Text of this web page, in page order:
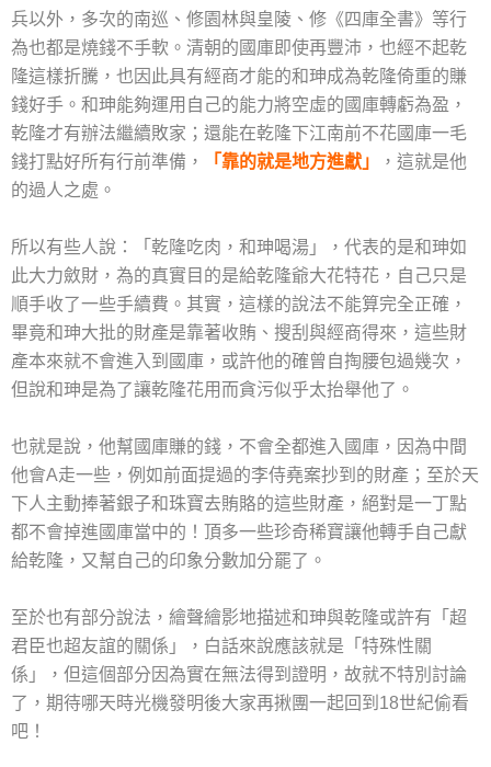
兵以外，多次的南巡、修園林與皇陵、修《四庫全書》等行
為也都是燒錢不手軟。清朝的國庫即使再豐沛，也經不起乾
隆這樣折騰，也因此具有經商才能的和珅成為乾隆倚重的賺
錢好手。和珅能夠運用自己的能力將空虛的國庫轉虧為盈，
乾隆才有辦法繼續敗家；還能在乾隆下江南前不花國庫一毛
錢打點好所有行前準備，
「靠的就是地方進獻」
，這就是他
的過人之處。
所以有些人說：「乾隆吃肉，和珅喝湯」，代表的是和珅如
此大力斂財，為的真實目的是給乾隆爺大花特花，自己只是
順手收了一些手續費。其實，這樣的說法不能算完全正確，
畢竟和珅大批的財產是靠著收賄、搜刮與經商得來，這些財
產本來就不會進入到國庫，或許他的確曾自掏腰包過幾次，
但說和珅是為了讓乾隆花用而貪污似乎太抬舉他了。
也就是說，他幫國庫賺的錢，不會全都進入國庫，因為中間
他會A走一些，例如前面提過的李侍堯案抄到的財產；至於天
下人主動捧著銀子和珠寶去賄賂的這些財產，絕對是一丁點
都不會掉進國庫當中的！頂多一些珍奇稀寶讓他轉手自己獻
給乾隆，又幫自己的印象分數加分罷了。
至於也有部分說法，繪聲繪影地描述和珅與乾隆或許有「超
君臣也超友誼的關係」，白話來說應該就是「特殊性關
係」，但這個部分因為實在無法得到證明，故就不特別討論
了，期待哪天時光機發明後大家再揪團一起回到18世紀偷看
吧！